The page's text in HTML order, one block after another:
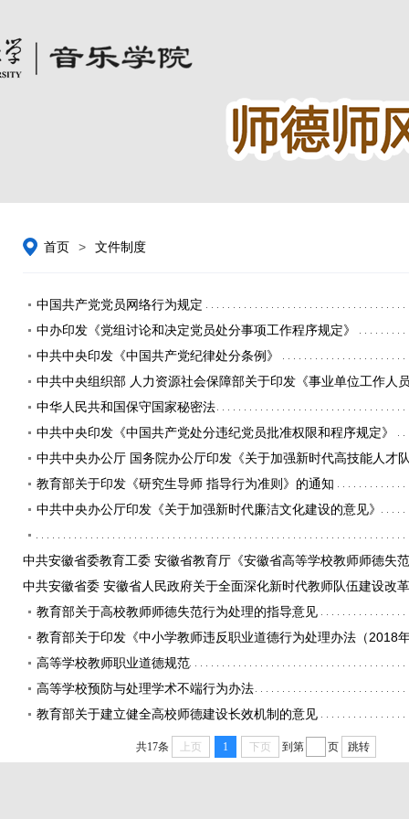
首页 > 文件制度
中国共产党党员网络行为规定
中办印发《党组讨论和决定党员处分事项工作程序规定》
中共中央印发《中国共产党纪律处分条例》
中共中央组织部 人力资源社会保障部关于印发《事业单位工作人
中华人民共和国保守国家秘密法
中共中央印发《中国共产党处分违纪党员批准权限和程序规定》
中共中央办公厅 国务院办公厅印发《关于加强新时代高技能人才
教育部关于印发《研究生导师 指导行为准则》的通知
中共中央办公厅印发《关于加强新时代廉洁文化建设的意见》
中共安徽省委教育工委 安徽省教育厅《安徽省高等学校教师师德失
中共安徽省委 安徽省人民政府关于全面深化新时代教师队伍建设改
教育部关于高校教师师德失范行为处理的指导意见
教育部关于印发《中小学教师违反职业道德行为处理办法（2018
高等学校教师职业道德规范
高等学校预防与处理学术不端行为办法
教育部关于建立健全高校师德建设长效机制的意见
共17条 上页 1 下页 到第 页 跳转